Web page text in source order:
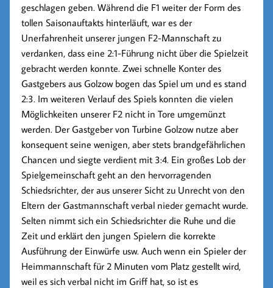
geschlagen geben. Während die F1 weiter der Form des
tollen Saisonauftakts hinterläuft, war es der
Unerfahrenheit unserer jungen F2-Mannschaft zu
verdanken, dass eine 2:1-Führung nicht über die Spielzeit
gebracht werden konnte. Zwei schnelle Konter des
Gastgebers aus Golzow bogen das Spiel um und es stand
2:3. Im weiteren Verlauf des Spiels konnten die vielen
Möglichkeiten unserer F2 nicht in Tore umgemünzt
werden. Der Gastgeber von Turbine Golzow nutze aber
konsequent seine wenigen, aber stets brandgefährlichen
Chancen und siegte verdient mit 3:4. Ein großes Lob der
Spielgemeinschaft geht an den hervorragenden
Schiedsrichter, der aus unserer Sicht zu Unrecht von den
Eltern der Gastmannschaft verbal nieder gemacht wurde.
Selten nimmt sich ein Schiedsrichter die Ruhe und die
Zeit und erklärt den jungen Spielern die korrekte
Ausführung der Einwürfe usw. Auch wenn ein Spieler der
Heimmannschaft für 2 Minuten vom Platz gestellt wird,
weil es sich verbal nicht im Griff hat, so ist es